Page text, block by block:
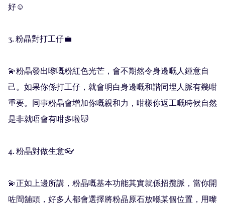
好☺️
3. 粉晶對打工仔💼
💫粉晶發出嚟嘅粉紅色光芒，會不期然令身邊嘅人鍾意自
己。如果你係打工仔，就會明白身邊嘅和諧同埋人脈有幾咁
重要。同事粉晶會增加你嘅親和力，咁樣你返工嘅時候自然
是非就唔會有咁多啦😽
4. 粉晶對做生意👓
💫正如上邊所講，粉晶嘅基本功能其實就係招攬脈，當你開
咗間舖頭，好多人都會選擇將粉晶原石放喺某個位置，用嚟